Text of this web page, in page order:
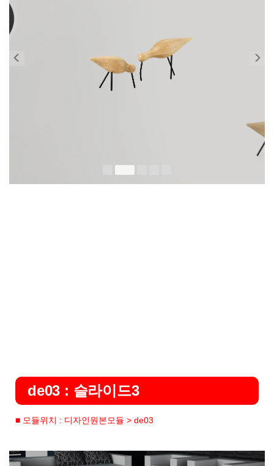
de03 : 슬라이드3
■ 모듈위치 : 디자인원본모듈 > de03
Previous